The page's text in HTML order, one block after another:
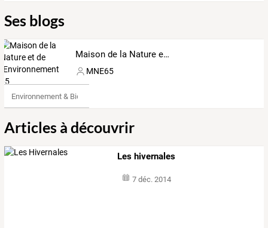
Ses blogs
Maison de la Nature et de l'Environnement 65
MNE65
Environnement & Bio
Articles à découvrir
Les hivernales
7 déc. 2014